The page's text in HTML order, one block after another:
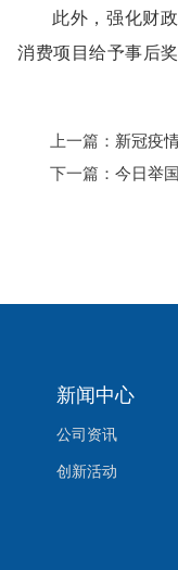
此外，强化财
消费项目给予事后
上一篇： 新冠疫
下一篇： 今日举
新闻中心
公司资讯
创新活动